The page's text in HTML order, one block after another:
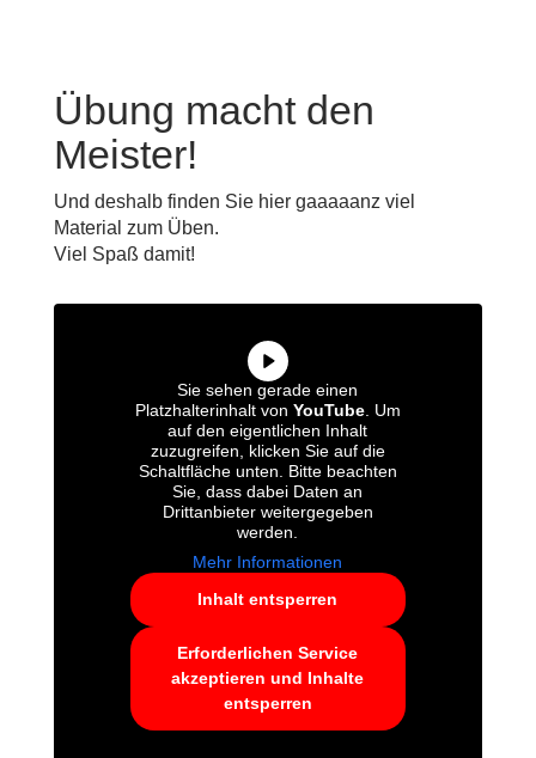
Übung macht den
Meister!
Und deshalb finden Sie hier gaaaaanz viel
Material zum Üben.
Viel Spaß damit!
Sie sehen gerade einen
Platzhalterinhalt von YouTube. Um
auf den eigentlichen Inhalt
zuzugreifen, klicken Sie auf die
Schaltfläche unten. Bitte beachten
Sie, dass dabei Daten an
Drittanbieter weitergegeben
werden.
Mehr Informationen
Inhalt entsperren
Erforderlichen Service
akzeptieren und Inhalte
entsperren